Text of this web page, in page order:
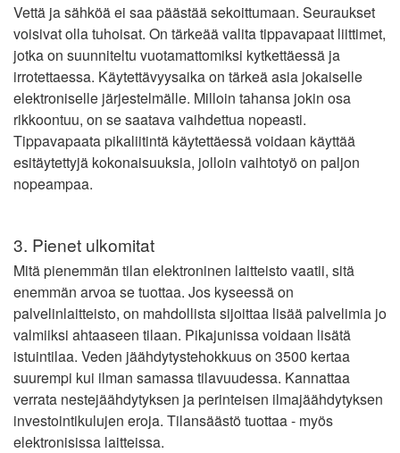
Vettä ja sähköä ei saa päästää sekoittumaan. Seuraukset
voisivat olla tuhoisat. On tärkeää valita tippavapaat liittimet,
jotka on suunniteltu vuotamattomiksi kytkettäessä ja
irrotettaessa. Käytettävyysaika on tärkeä asia jokaiselle
elektroniselle järjestelmälle. Milloin tahansa jokin osa
rikkoontuu, on se saatava vaihdettua nopeasti.
Tippavapaata pikaliitintä käytettäessä voidaan käyttää
esitäytettyjä kokonaisuuksia, jolloin vaihtotyö on paljon
nopeampaa.
3. Pienet ulkomitat
Mitä pienemmän tilan elektroninen laitteisto vaatii, sitä
enemmän arvoa se tuottaa. Jos kyseessä on
palvelinlaitteisto, on mahdollista sijoittaa lisää palvelimia jo
valmiiksi ahtaaseen tilaan. Pikajunissa voidaan lisätä
istuintilaa. Veden jäähdytystehokkuus on 3500 kertaa
suurempi kui ilman samassa tilavuudessa. Kannattaa
verrata nestejäähdytyksen ja perinteisen ilmajäähdytyksen
investointikulujen eroja. Tilansäästö tuottaa - myös
elektronisissa laitteissa.